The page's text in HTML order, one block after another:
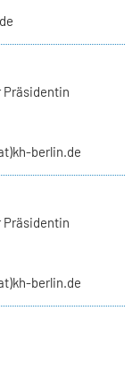
Präsidentin
berlin.de
Präsidentin
berlin.de